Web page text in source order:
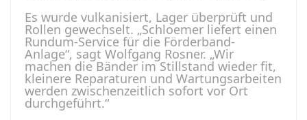
Es wurde vulkanisiert, Lager überprüft und
Rollen gewechselt. „­Schloemer liefert einen
Rundum-Service für die Förderband-
Anlage“, sagt Wolfgang Rosner. „Wir
machen die Bänder im Stillstand wieder fit,
kleinere Reparaturen und Wartungsarbeiten
werden zwischenzeitlich sofort vor Ort
durchgeführt.“